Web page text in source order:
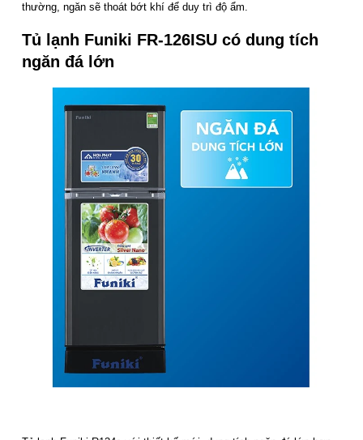
thường, ngăn sẽ thoát bớt khí để duy trì độ ẩm.
Tủ lạnh Funiki FR-126ISU có dung tích
ngăn đá lớn